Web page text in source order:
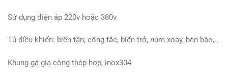
Sử dụng điện áp 220v hoặc 380v
Tủ diều khiển: biến tần, công tắc, biến trở, núm xoay, bèn báo,..
Khung gá gia công thép hợp, inox304